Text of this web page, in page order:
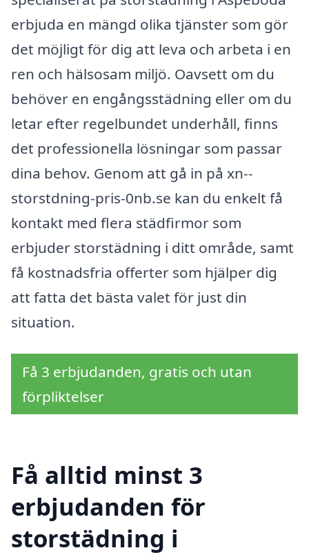
erbjuda en mängd olika tjänster som gör
det möjligt för dig att leva och arbeta i en
ren och hälsosam miljö. Oavsett om du
behöver en engångsstädning eller om du
letar efter regelbundet underhåll, finns
det professionella lösningar som passar
dina behov. Genom att gå in på xn--
storstdning-pris-0nb.se kan du enkelt få
kontakt med flera städfirmor som
erbjuder storstädning i ditt område, samt
få kostnadsfria offerter som hjälper dig
att fatta det bästa valet för just din
situation.
Få 3 erbjudanden, gratis och utan
förpliktelser
Få alltid minst 3
erbjudanden för
storstädning i